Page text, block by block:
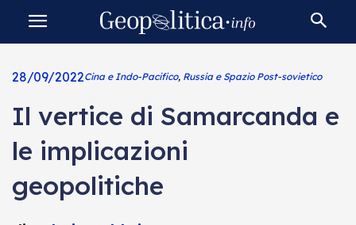
28/09/2022Cina e Indo-Pacifico, Russia e Spazio Post-sovietico
Il vertice di Samarcanda e
le implicazioni
geopolitiche